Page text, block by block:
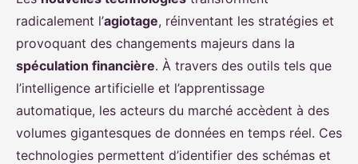
Sarah•4 décembre 2024•4 min de lecture
radicalement l’agiotage, réinventant les stratégies et
provoquant des changements majeurs dans la
spéculation financière. À travers des outils tels que
l’intelligence artificielle et l’apprentissage
automatique, les acteurs du marché accèdent à des
volumes gigantesques de données en temps réel. Ces
technologies permettent d’identifier des schémas et